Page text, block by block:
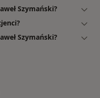
Szymański?
Szymański?